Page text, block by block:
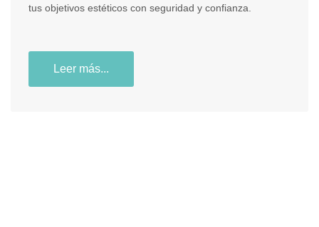
tus objetivos estéticos con seguridad y confianza.
Leer más...